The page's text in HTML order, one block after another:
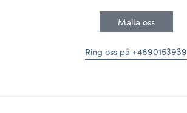
Maila oss
Ring oss på +4690153939